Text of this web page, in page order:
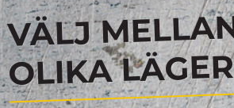
VÄLJ
OLIKA